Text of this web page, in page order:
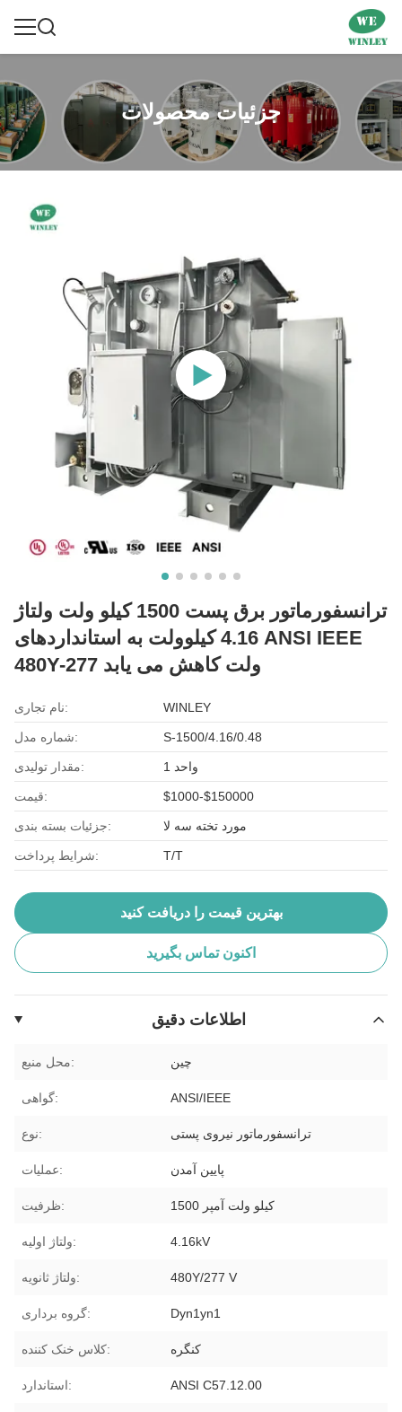
جزئیات محصولات
ترانسفورماتور برق پست 1500 کیلو ولت ولتاژ
4.16 کیلوولت به استانداردهای ANSI IEEE
480Y-277 ولت کاهش می یابد
نام تجاری: WINLEY
شماره مدل: S-1500/4.16/0.48
مقدار تولیدی: 1 واحد
قیمت: $1000-$150000
جزئیات بسته بندی: مورد تخته سه لا
شرایط پرداخت: T/T
بهترین قیمت را دریافت کنید
اکنون تماس بگیرید
اطلاعات دقیق
محل منبع: چین
گواهی: ANSI/IEEE
نوع: ترانسفورماتور نیروی پستی
عملیات: پایین آمدن
ظرفیت: 1500 کیلو ولت آمپر
ولتاژ اولیه: 4.16kV
ولتاژ ثانویه: 480Y/277 V
گروه برداری: Dyn1yn1
کلاس خنک کننده: کنگره
استاندارد: ANSI C57.12.00